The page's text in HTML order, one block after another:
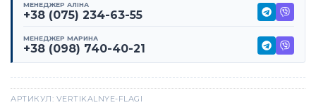
МЕНЕДЖЕР АЛІНА
+38 (075) 234-63-55
МЕНЕДЖЕР МАРИНА
+38 (098) 740-40-21
АРТИКУЛ: VERTIKALNYE-FLAGI